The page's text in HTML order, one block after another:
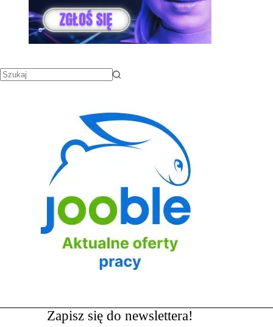
Zapisz się do newslettera!